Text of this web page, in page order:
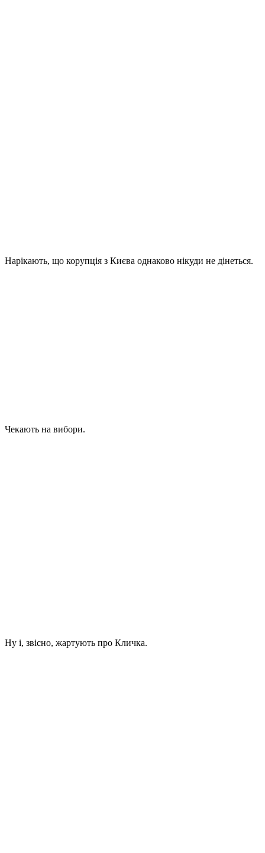
Нарікають, що корупція з Києва однаково нікуди не дінеться.
Чекають на вибори.
Ну і, звісно, жартують про Кличка.